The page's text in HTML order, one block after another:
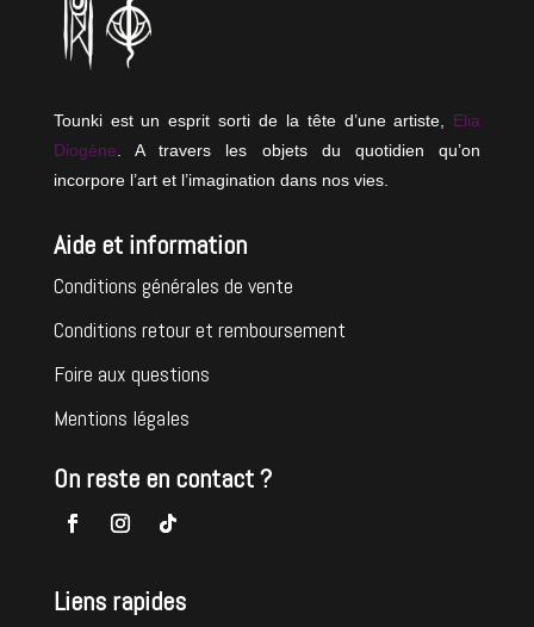
Tounki est un esprit sorti de la tête d’une artiste, Elia
Diogène. A travers les objets du quotidien qu’on
incorpore l’art et l’imagination dans nos vies.
Aide et information
Conditions générales de vente
Conditions retour et remboursement
Foire aux questions
Mentions légales
On reste en contact ?
Liens rapides